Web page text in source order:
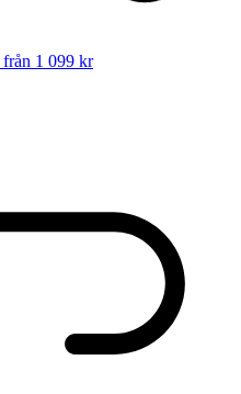
från 1 099 kr